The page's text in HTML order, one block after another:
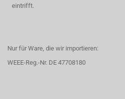
eintrifft.
Nur für Ware, die wir importieren:
WEEE-Reg.-Nr. DE 47708180